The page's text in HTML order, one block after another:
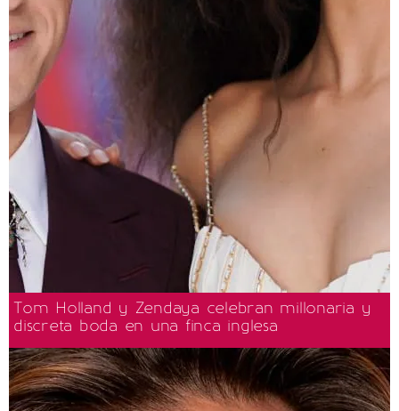
Tom Holland y Zendaya celebran millonaria y
discreta boda en una finca inglesa